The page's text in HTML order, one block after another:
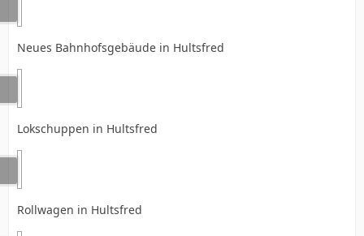
Neues Bahnhofsgebäude in Hultsfred
Lokschuppen in Hultsfred
Rollwagen in Hultsfred